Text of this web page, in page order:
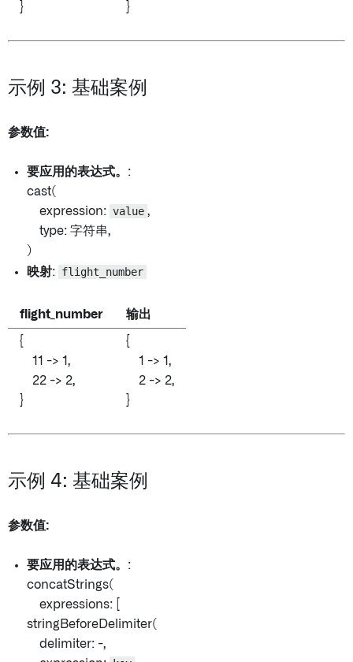
}
}
示例 3: 基础案例
参数值:
要应用的表达式。 :
cast(
expression: value ,
type: 字符串,
)
映射: flight_number
flight_number 输出
{
11 -> 1,
22 -> 2,
}
{
1 -> 1,
2 -> 2,
}
示例 4: 基础案例
参数值:
要应用的表达式。 :
concatStrings(
expressions: [
stringBeforeDelimiter(
delimiter: -,